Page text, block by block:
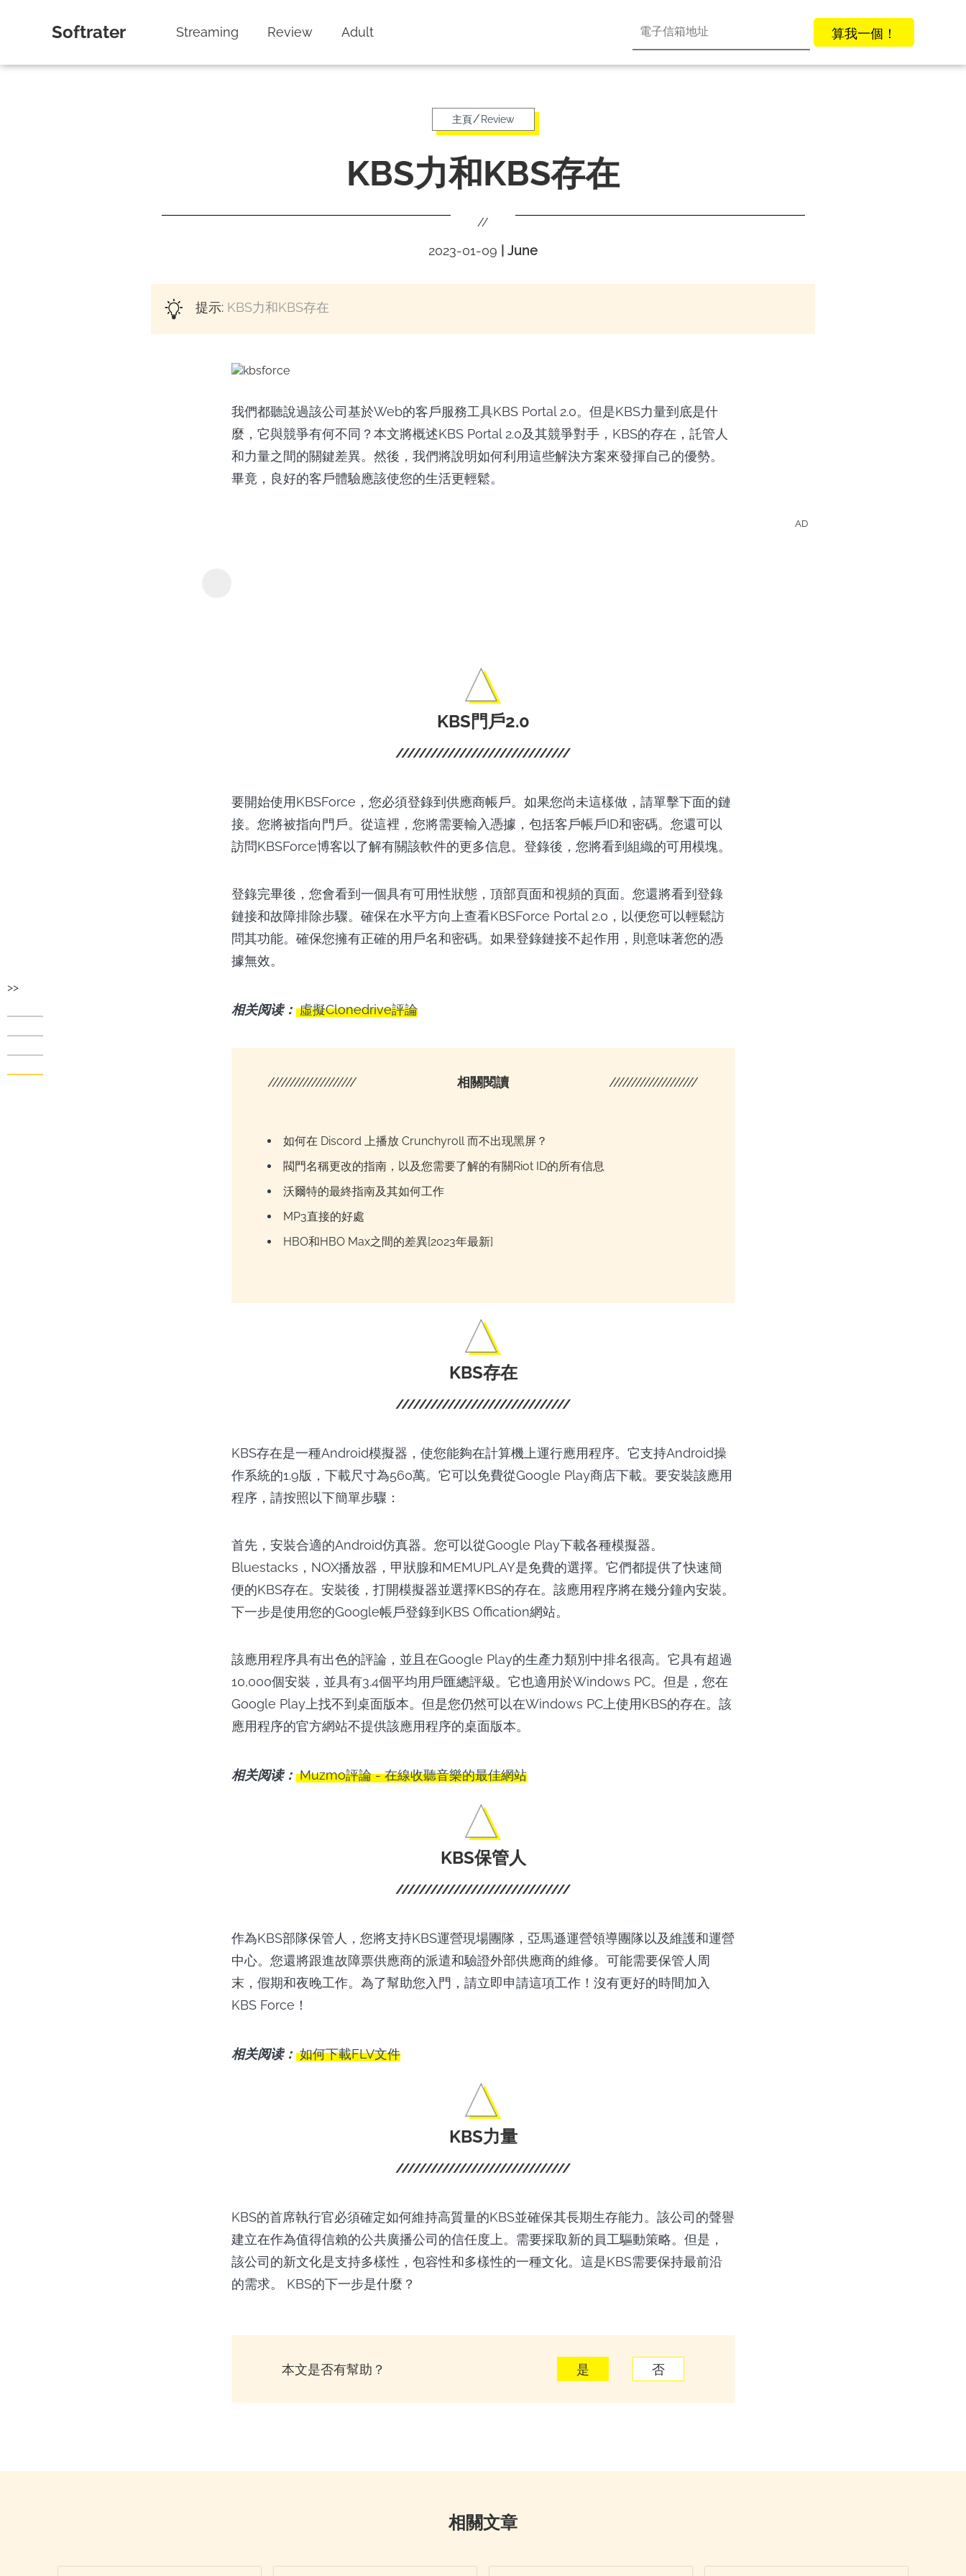
Softrater Streaming Review Adult 算我一個！
>>
主頁/ Review
KBS力和KBS存在
//
2023-01-09 June
提示: KBS力和KBS存在
我們都聽說過該公司基於Web的客戶服務工具KBS Portal 2.0。但是KBS力量到底是什
麼，它與競爭有何不同？本文將概述KBS Portal 2.0及其競爭對手，KBS的存在，託管人
和力量之間的關鍵差異。然後，我們將說明如何利用這些解決方案來發揮自己的優勢。
畢竟，良好的客戶體驗應該使您的生活更輕鬆。
AD
KBS門戶2.0
要開始使用KBSForce，您必須登錄到供應商帳戶。如果您尚未這樣做，請單擊下面的鏈
接。您將被指向門戶。從這裡，您將需要輸入憑據，包括客戶帳戶ID和密碼。您還可以
訪問KBSForce博客以了解有關該軟件的更多信息。登錄後，您將看到組織的可用模塊。
登錄完畢後，您會看到一個具有可用性狀態，頂部頁面和視頻的頁面。您還將看到登錄
鏈接和故障排除步驟。確保在水平方向上查看KBSForce Portal 2.0，以便您可以輕鬆訪
問其功能。確保您擁有正確的用戶名和密碼。如果登錄鏈接不起作用，則意味著您的憑
據無效。
相关阅读： 虛擬Clonedrive評論
//////////////////// 相關閱讀 ////////////////////
如何在 Discord 上播放 Crunchyroll 而不出现黑屏？
閥門名稱更改的指南，以及您需要了解的有關Riot ID的所有信息
沃爾特的最終指南及其如何工作
MP3直接的好處
HBO和HBO Max之間的差異[2023年最新]
KBS存在
KBS存在是一種Android模擬器，使您能夠在計算機上運行應用程序。它支持Android操
作系統的1.9版，下載尺寸為560萬。它可以免費從Google Play商店下載。要安裝該應用
程序，請按照以下簡單步驟：
首先，安裝合適的Android仿真器。您可以從Google Play下載各種模擬器。
Bluestacks，NOX播放器，甲狀腺和MEMUPLAY是免費的選擇。它們都提供了快速簡
便的KBS存在。安裝後，打開模擬器並選擇KBS的存在。該應用程序將在幾分鐘內安裝。
下一步是使用您的Google帳戶登錄到KBS Offication網站。
該應用程序具有出色的評論，並且在Google Play的生產力類別中排名很高。它具有超過
10,000個安裝，並具有3.4個平均用戶匯總評級。它也適用於Windows PC。但是，您在
Google Play上找不到桌面版本。但是您仍然可以在Windows PC上使用KBS的存在。該
應用程序的官方網站不提供該應用程序的桌面版本。
相关阅读： Muzmo評論 - 在線收聽音樂的最佳網站
KBS保管人
作為KBS部隊保管人，您將支持KBS運營現場團隊，亞馬遜運營領導團隊以及維護和運營
中心。您還將跟進故障票供應商的派遣和驗證外部供應商的維修。可能需要保管人周
末，假期和夜晚工作。為了幫助您入門，請立即申請這項工作！沒有更好的時間加入
KBS Force！
相关阅读： 如何下載FLV文件
KBS力量
KBS的首席執行官必須確定如何維持高質量的KBS並確保其長期生存能力。該公司的聲譽
建立在作為值得信賴的公共廣播公司的信任度上。需要採取新的員工驅動策略。但是，
該公司的新文化是支持多樣性，包容性和多樣性的一種文化。這是KBS需要保持最前沿
的需求。 KBS的下一步是什麼？
本文是否有幫助？ 是 否
相關文章